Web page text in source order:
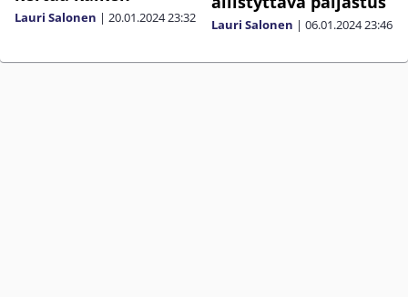
Lauri Salonen | 20.01.202423:32 Lauri Salonen | 06.01.202423:46